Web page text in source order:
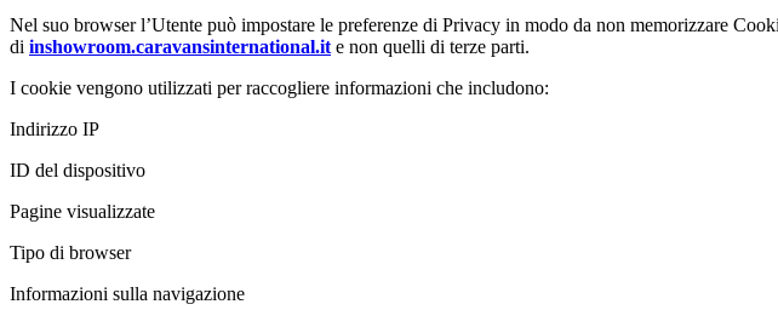
Nel suo browser l’Utente può impostare le preferenze di Privacy in modo da non memorizzare
di inshowroom.caravansinternational.it e non quelli di terze parti.
I cookie vengono utilizzati per raccogliere informazioni che includono:
Indirizzo IP
ID del dispositivo
Pagine visualizzate
Tipo di browser
Informazioni sulla navigazione